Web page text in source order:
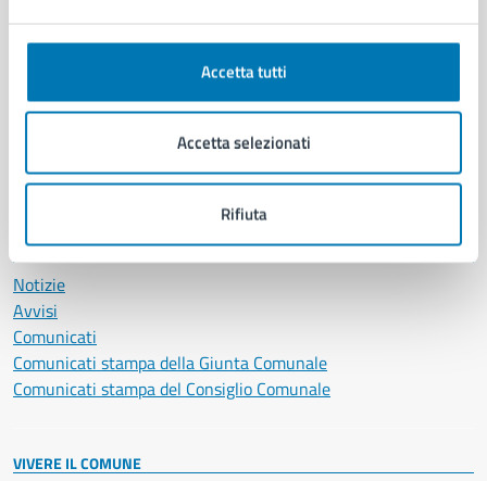
Accetta tutti
Accetta selezionati
Rifiuta
Educazione e formazione
Giustizia e sicurezza pubblica
Imprese e commercio
Vita lavorativa
NOVITÀ
Notizie
Avvisi
Comunicati
Comunicati stampa della Giunta Comunale
Comunicati stampa del Consiglio Comunale
VIVERE IL COMUNE